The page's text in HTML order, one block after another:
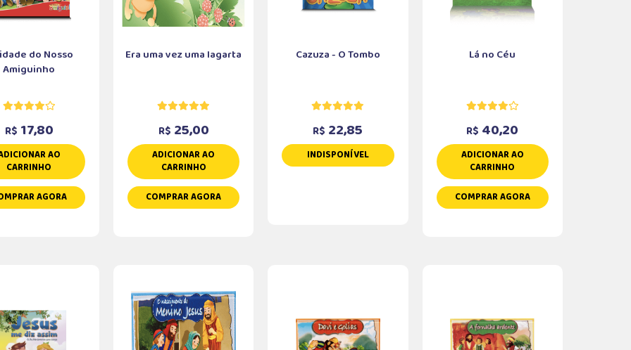
do Nosso
Amiguinho
R$ 17,80
AO
CARRINHO
AGORA
Era uma vez uma lagarta
R$ 25,00
ADICIONAR AO
CARRINHO
COMPRAR AGORA
Cazuza - O Tombo
R$ 22,85
INDISPONÍVEL
Lá no Céu
R$ 40,20
ADICIONAR AO
CARRINHO
COMPRAR AGORA